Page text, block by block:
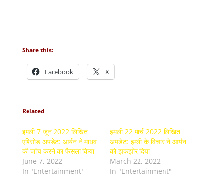
Share this:
Facebook X
Related
इमली 7 जून 2022 लिखित
एपिसोड अपडेट: आर्यन ने माधव
की जांच करने का फैसला किया
June 7, 2022
In "Entertainment"
इमली 22 मार्च 2022 लिखित
अपडेट: इम्ली के विचार ने आर्यन
को झकझोर दिया
March 22, 2022
In "Entertainment"